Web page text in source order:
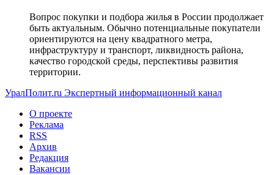
Вопрос покупки и подбора жилья в России продолжает
быть актуальным. Обычно потенциальные покупатели
ориентируются на цену квадратного метра,
инфраструктуру и транспорт, ликвидность района,
качество городской среды, перспективы развития
территории.
УралПолит.ru Экспертный информационный канал
О проекте
Реклама
RSS
Архив
Редакция
Вакансии